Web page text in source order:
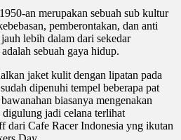
an merupakan sebuah sub kultur
pemberontakan, dan anti
lebih dalam dari sekedar
sebuah gaya hidup.
jaket kulit dengan lipatan pada
dipenuhi tempel beberapa pat
biasanya mengenakan
jadi celana terlihat
dari Cafe Racer Indonesia yng ikutan